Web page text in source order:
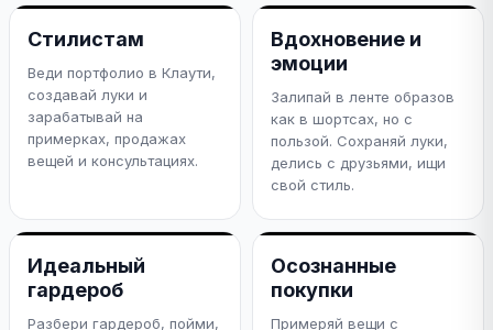
Стилистам
Веди портфолио в Клаути,
создавай луки и
зарабатывай на
примерках, продажах
вещей и консультациях.
Вдохновение и
эмоции
Залипай в ленте образов
как в шортсах, но с
пользой. Сохраняй луки,
делись с друзьями, ищи
свой стиль.
Идеальный
гардероб
Разбери гардероб, пойми,
Осознанные
покупки
Примеряй вещи с